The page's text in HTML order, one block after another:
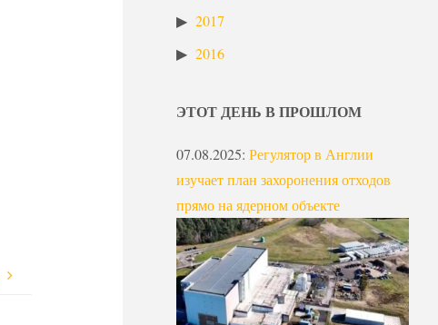
2017
2016
ЭТОТ ДЕНЬ В ПРОШЛОМ
07.08.2025: Регулятор в Англии
изучает план захоронения отходов
прямо на ядерном объекте